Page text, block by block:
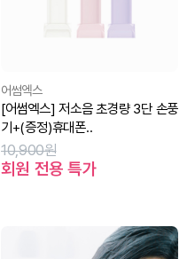
어썸엑스
[어썸엑스] 저소음 초경량 3단 손풍
기+(증정)휴대폰..
10,900원
회원 전용 특가